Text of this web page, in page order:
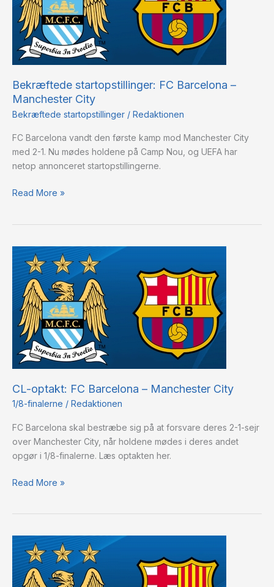
Bekræftede startopstillinger: FC Barcelona –
Manchester City
Bekræftede startopstillinger / Redaktionen
FC Barcelona vandt den første kamp mod Manchester City
med 2-1. Nu mødes holdene på Camp Nou, og UEFA har
netop annonceret startopstillingerne.
Manchester
City
Read More »
CL-optakt: FC Barcelona – Manchester City
1/8-finalerne / Redaktionen
FC Barcelona skal bestræbe sig på at forsvare deres 2-1-sejr
over Manchester City, når holdene mødes i deres andet
opgør i 1/8-finalerne. Læs optakten her.
optakt:
FC
Barcelona
Manchester
City
Read More »
Suarez
og
co.